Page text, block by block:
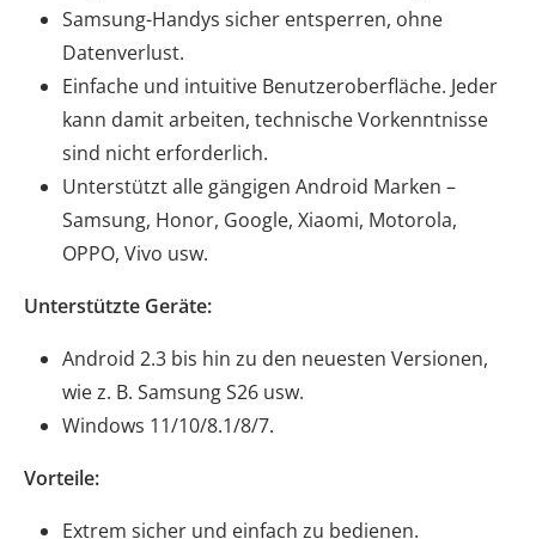
Samsung-Handys sicher entsperren, ohne
Datenverlust.
Einfache und intuitive Benutzeroberfläche. Jeder
kann damit arbeiten, technische Vorkenntnisse
sind nicht erforderlich.
Unterstützt alle gängigen Android Marken –
Samsung, Honor, Google, Xiaomi, Motorola,
OPPO, Vivo usw.
Unterstützte Geräte:
Android 2.3 bis hin zu den neuesten Versionen,
wie z. B. Samsung S26 usw.
Windows 11/10/8.1/8/7.
Vorteile:
Extrem sicher und einfach zu bedienen.